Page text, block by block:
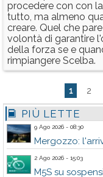
procedere con con
tutto, ma almeno
creare. Quel che
volontà di garantire
della forza se e
rimpiangere Scelba.
1 2
PIÙ LETTE
9 Ago 2026 - 08:30
Mergozzo:
2 Ago 2026 - 15:03
M5S su